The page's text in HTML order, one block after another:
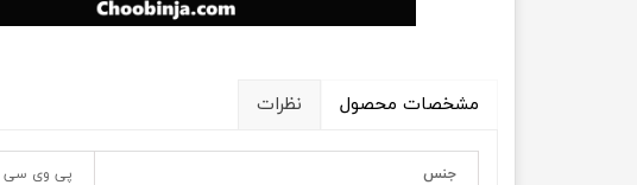
مشخصات محصول نظرات
جنس پی وی سی